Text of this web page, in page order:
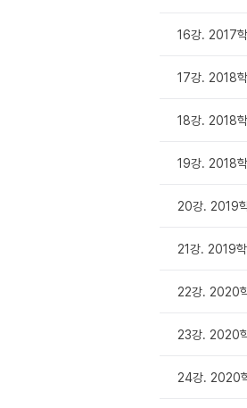
16강. 2017
17강. 2018
18강. 2018
19강. 2018
20강. 2019
21강. 2019
22강. 2020
23강. 2020
24강. 2020